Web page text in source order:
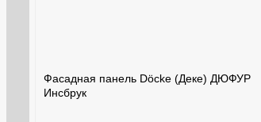
Фасадная панель Döcke (Деке) ДЮФУР
Инсбрук